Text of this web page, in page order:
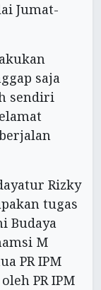
Jumat-
saja
sendiri
Rizky
tugas
Budaya
M
PR IPM
PR IPM